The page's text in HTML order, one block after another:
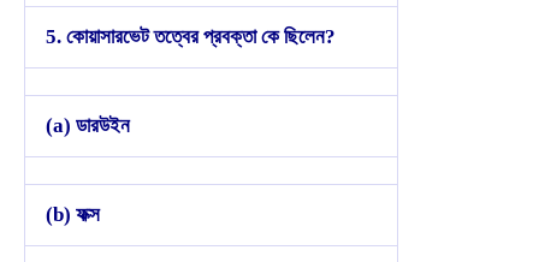
5. কোয়াসারভেট তত্বের প্রবক্তা কে ছিলেন?
(a) ডারউইন
(b) ফক্স